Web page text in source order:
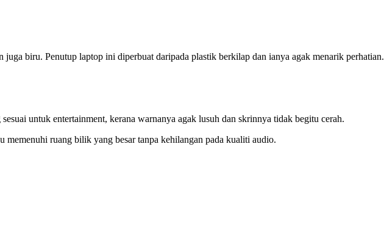
biru. Penutup laptop ini diperbuat daripada plastik berkilap dan ianya agak menarik perhatian.
untuk entertainment, kerana warnanya agak lusuh dan skrinnya tidak begitu cerah.
ruang bilik yang besar tanpa kehilangan pada kualiti audio.